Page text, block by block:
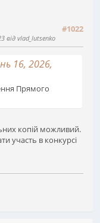
#1022
від vlad_lutsenko
16, 2026,
Прямого
копій можливий.
участь в конкурсі